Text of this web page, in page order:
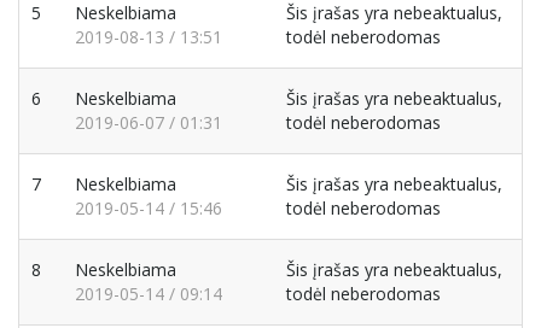
5
Neskelbiama
2019-08-13 / 13:51
Šis įrašas yra nebeaktualus,
todėl neberodomas
6
Neskelbiama
2019-06-07 / 01:31
Šis įrašas yra nebeaktualus,
todėl neberodomas
7
Neskelbiama
2019-05-14 / 15:46
Šis įrašas yra nebeaktualus,
todėl neberodomas
8
Neskelbiama
2019-05-14 / 09:14
Šis įrašas yra nebeaktualus,
todėl neberodomas